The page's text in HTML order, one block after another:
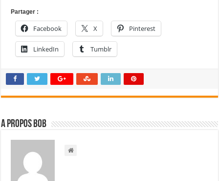
Partager :
Facebook X Pinterest
LinkedIn Tumblr
A propos bOb